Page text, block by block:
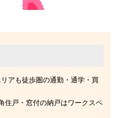
アも徒歩圏の通勤・通学・買
住戸・窓付の納戸はワークスペ